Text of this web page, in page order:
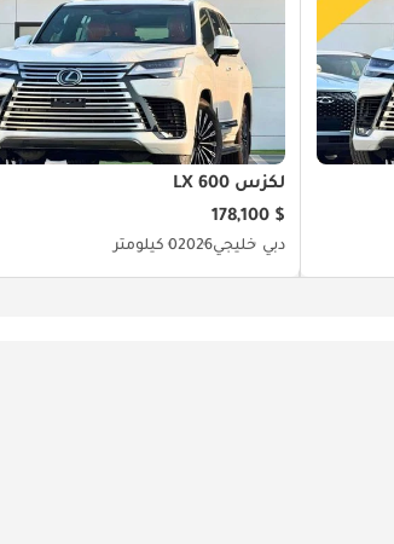
لكزس LX 600
$ 178,100
دبي خليجي20260 كيلومتر